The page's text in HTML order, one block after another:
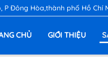
P Đông Hòa,thành phố Hồ Chí
CHỦ GIỚI THIỆU